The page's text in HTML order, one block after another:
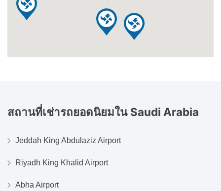
สถานที่เช่ารถยอดนิยมใน Saudi Arabia
Jeddah King Abdulaziz Airport
Riyadh King Khalid Airport
Abha Airport